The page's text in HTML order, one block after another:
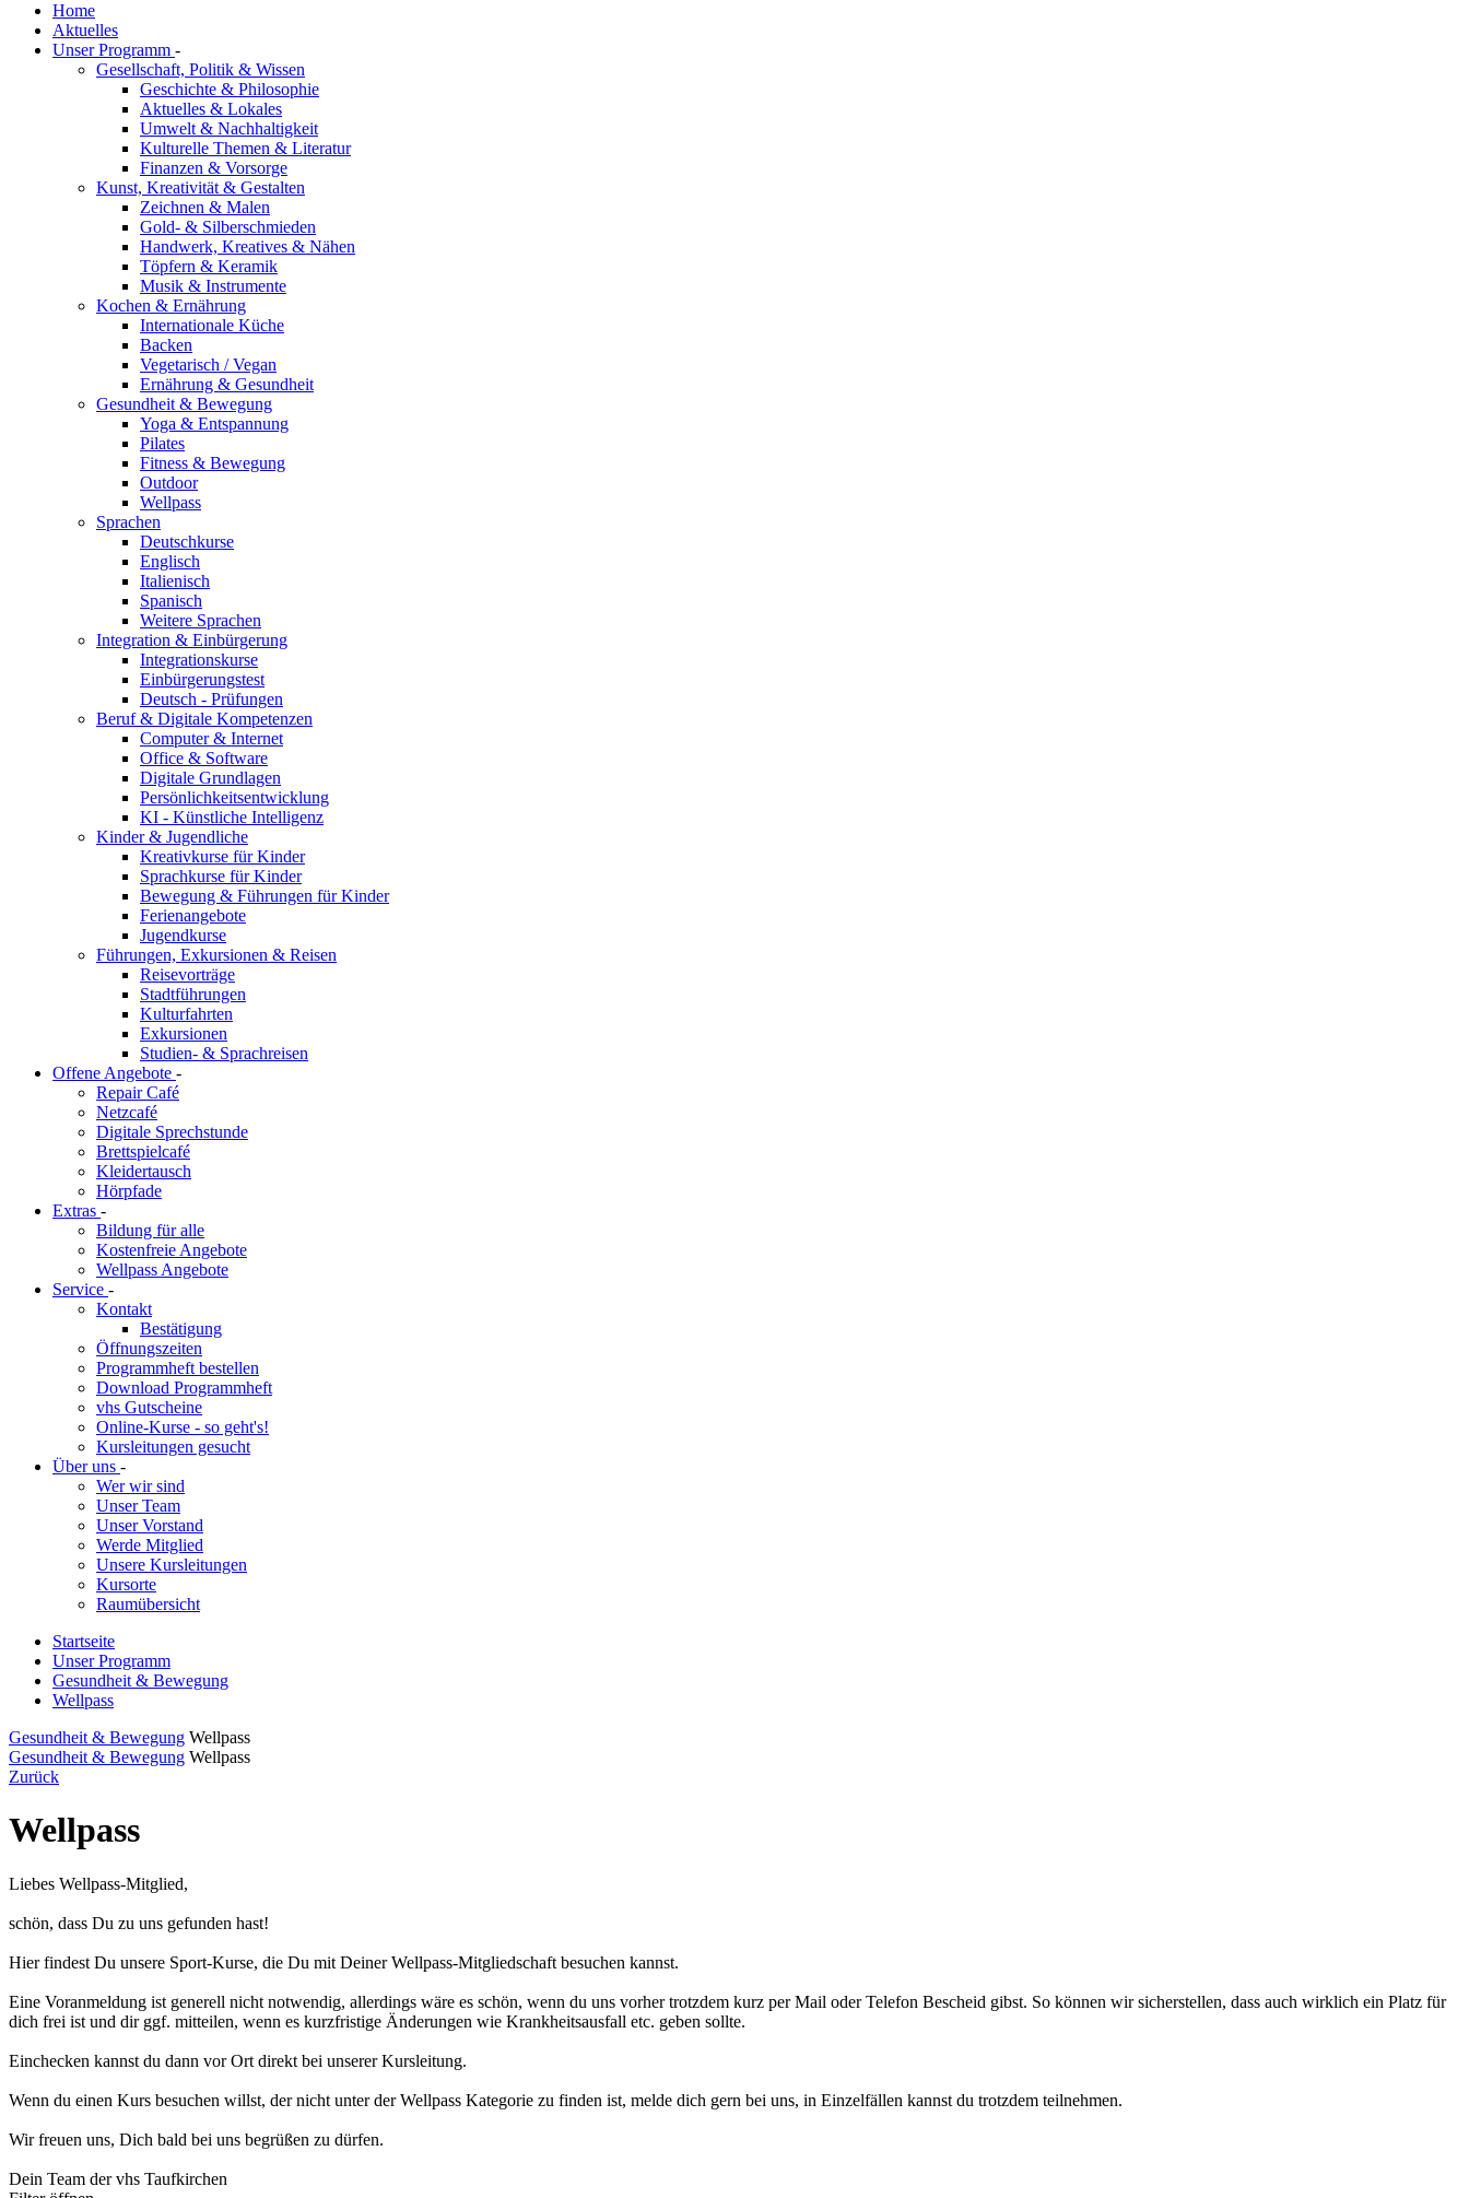
Home
Aktuelles
Unser Programm -
Gesellschaft, Politik & Wissen
Geschichte & Philosophie
Aktuelles & Lokales
Umwelt & Nachhaltigkeit
Kulturelle Themen & Literatur
Finanzen & Vorsorge
Kunst, Kreativität & Gestalten
Zeichnen & Malen
Gold- & Silberschmieden
Handwerk, Kreatives & Nähen
Töpfern & Keramik
Musik & Instrumente
Kochen & Ernährung
Internationale Küche
Backen
Vegetarisch / Vegan
Ernährung & Gesundheit
Gesundheit & Bewegung
Yoga & Entspannung
Pilates
Fitness & Bewegung
Outdoor
Wellpass
Sprachen
Deutschkurse
Englisch
Italienisch
Spanisch
Weitere Sprachen
Integration & Einbürgerung
Integrationskurse
Einbürgerungstest
Deutsch - Prüfungen
Beruf & Digitale Kompetenzen
Computer & Internet
Office & Software
Digitale Grundlagen
Persönlichkeitsentwicklung
KI - Künstliche Intelligenz
Kinder & Jugendliche
Kreativkurse für Kinder
Sprachkurse für Kinder
Bewegung & Führungen für Kinder
Ferienangebote
Jugendkurse
Führungen, Exkursionen & Reisen
Reisevorträge
Stadtführungen
Kulturfahrten
Exkursionen
Studien- & Sprachreisen
Offene Angebote -
Repair Café
Netzcafé
Digitale Sprechstunde
Brettspielcafé
Kleidertausch
Hörpfade
Extras -
Bildung für alle
Kostenfreie Angebote
Wellpass Angebote
Service -
Kontakt
Bestätigung
Öffnungszeiten
Programmheft bestellen
Download Programmheft
vhs Gutscheine
Online-Kurse - so geht's!
Kursleitungen gesucht
Über uns -
Wer wir sind
Unser Team
Unser Vorstand
Werde Mitglied
Unsere Kursleitungen
Kursorte
Raumübersicht
Startseite
Unser Programm
Gesundheit & Bewegung
Wellpass
Gesundheit & Bewegung Wellpass
Gesundheit & Bewegung Wellpass
Zurück
Wellpass
Liebes Wellpass-Mitglied,
schön, dass Du zu uns gefunden hast!
Hier findest Du unsere Sport-Kurse, die Du mit Deiner Wellpass-Mitgliedschaft besuchen kannst.
Eine Voranmeldung ist generell nicht notwendig, allerdings wäre es schön, wenn du uns vorher trotzdem kurz per Mail oder Telefon Bescheid gibst. So können wir sicherstellen, dass auch wirklich ein Platz für
dich frei ist und dir ggf. mitteilen, wenn es kurzfristige Änderungen wie Krankheitsausfall etc. geben sollte.
Einchecken kannst du dann vor Ort direkt bei unserer Kursleitung.
Wenn du einen Kurs besuchen willst, der nicht unter der Wellpass Kategorie zu finden ist, melde dich gern bei uns, in Einzelfällen kannst du trotzdem teilnehmen.
Wir freuen uns, Dich bald bei uns begrüßen zu dürfen.
Dein Team der vhs Taufkirchen